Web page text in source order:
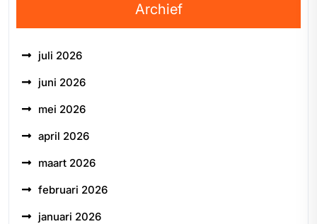
Archief
juli 2026
juni 2026
mei 2026
april 2026
maart 2026
februari 2026
januari 2026